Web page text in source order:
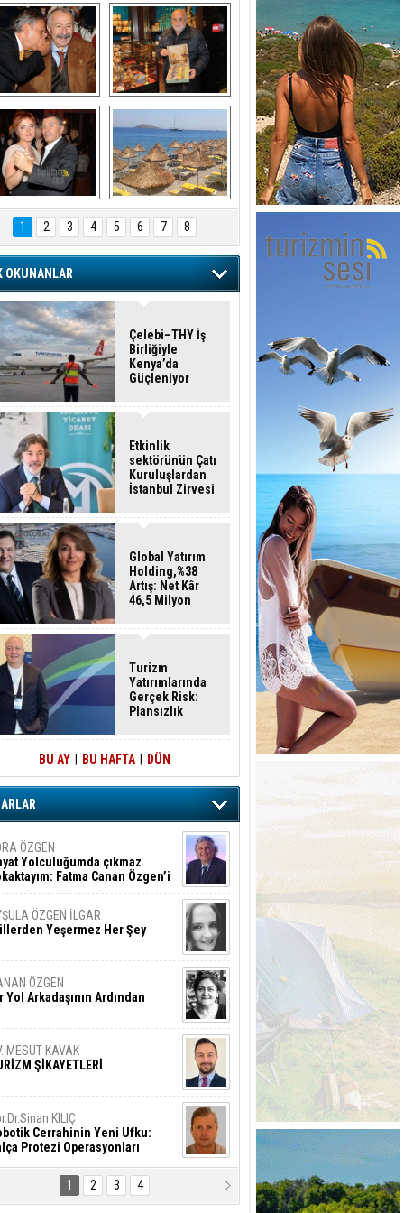
ULUSOY ve
BAĞLIKAYA
Avni Ongurlar ile
DEDEMAN
TATİL
1
2 3 4 5 6 7 8
OKUNANLAR
Çelebi–THY İş
Birliğiyle
Kenya’da
Güçleniyor
Etkinlik
sektörünün Çatı
Kuruluşlardan
İstanbul Zirvesi
Global Yatırım
Holding,%38
Artış: Net Kâr
46,5 Milyon
Turizm
Yatırımlarında
Gerçek Risk:
Plansızlık
BU AY BU HAFTA DÜN
ÖZGEN
Yolculuğumda çıkmaz
Fatma Canan Özgen’i
ÖZGEN İLGAR
Yeşermez Her Şey
ÖZGEN
Yol Arkadaşının Ardından
MESUT KAVAK
ŞİKAYETLERİ
KILIÇ
Cerrahinin Yeni Ufku:
Protezi Operasyonları
BAŞAN
Şaşırmayacağız
1 2 3 4